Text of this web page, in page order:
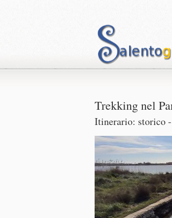
Trekking nel
Itinerario: storico